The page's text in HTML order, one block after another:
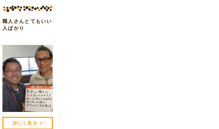
職人さんとてもいい
人ばかり
詳しく見る